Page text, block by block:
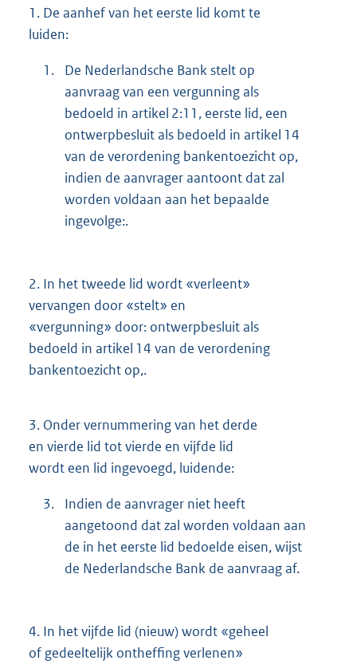
1. De aanhef van het eerste lid komt te
luiden:
1.
De Nederlandsche Bank stelt op
aanvraag van een vergunning als
bedoeld in artikel 2:11, eerste lid, een
ontwerpbesluit als bedoeld in artikel 14
van de verordening bankentoezicht op,
indien de aanvrager aantoont dat zal
worden voldaan aan het bepaalde
ingevolge:.
2. In het tweede lid wordt «verleent»
vervangen door «stelt» en
«vergunning» door: ontwerpbesluit als
bedoeld in artikel 14 van de verordening
bankentoezicht op,.
3. Onder vernummering van het derde
en vierde lid tot vierde en vijfde lid
wordt een lid ingevoegd, luidende:
3.
Indien de aanvrager niet heeft
aangetoond dat zal worden voldaan aan
de in het eerste lid bedoelde eisen, wijst
de Nederlandsche Bank de aanvraag af.
4. In het vijfde lid (nieuw) wordt «geheel
of gedeeltelijk ontheffing verlenen»